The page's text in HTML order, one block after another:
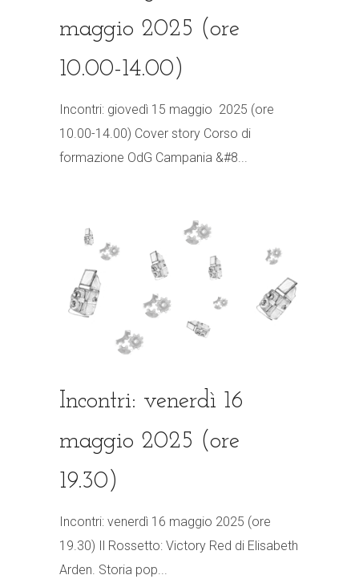
maggio 2025 (ore
10.00-14.00)
Incontri: giovedì 15 maggio 2025 (ore
10.00-14.00) Cover story Corso di
formazione OdG Campania &#8...
Incontri: venerdì 16
maggio 2025 (ore
19.30)
Incontri: venerdì 16 maggio 2025 (ore
19.30) Il Rossetto: Victory Red di Elisabeth
Arden. Storia pop...